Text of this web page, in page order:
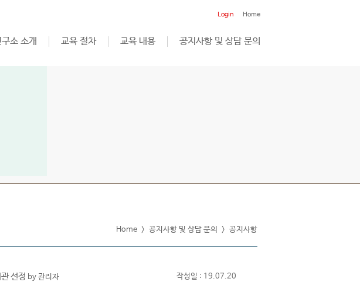
Login Home
구소 소개 교육 절차 교육 내용 공지사항 및 상담 문의
Home > 공지사항 및 상담 문의 > 공지사항
선정 by 관리자 작성일 : 19.07.20